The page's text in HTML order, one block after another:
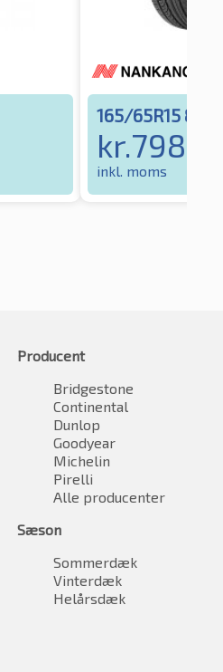
165/65R15 81T
kr.
inkl. moms
Producent
Bridgestone
Continental
Dunlop
Goodyear
Michelin
Pirelli
Alle producenter
Sæson
Sommerdæk
Vinterdæk
Helårsdæk